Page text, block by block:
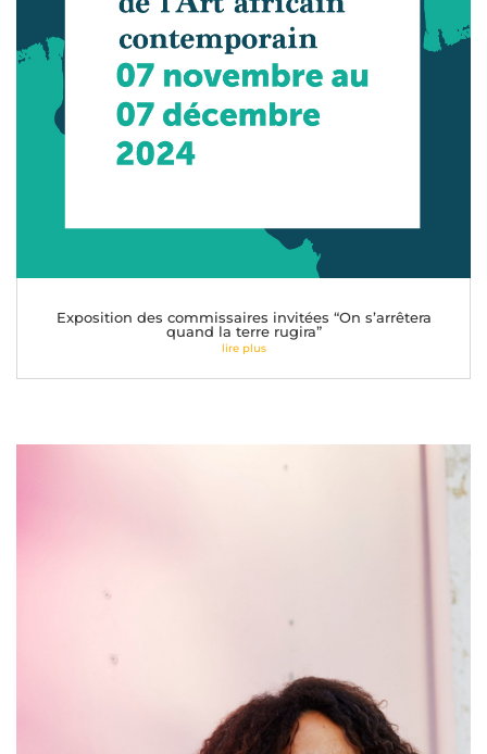
Exposition des commissaires invitées “On s’arrêtera
quand la terre rugira”
lire plus